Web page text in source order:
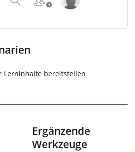
Lerninhalte bereitstellen
Ergänzende
Werkzeuge